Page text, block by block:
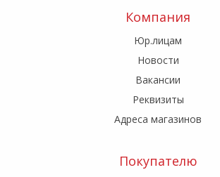
Компания
Юр.лицам
Новости
Вакансии
Реквизиты
Адреса магазинов
Покупателю